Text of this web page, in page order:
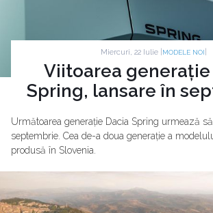
Miercuri, 22 Iulie | MODELE NOI
Viitoarea generație
Spring, lansare în
Următoarea generație Dacia Spring urmează
septembrie. Cea de-a doua generație a
produsă în Slovenia.